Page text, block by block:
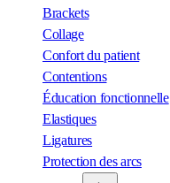
Brackets
Collage
Confort du patient
Contentions
Éducation fonctionnelle
Elastiques
Ligatures
Protection des arcs